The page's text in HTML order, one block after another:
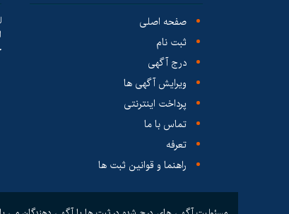
صفحه اصلی
ثبت نام
درج آگهی
ویرایش آگهی ها
پرداخت اینترنتی
تماس با ما
تعرفه
راهنما و قوانین ثبت ها